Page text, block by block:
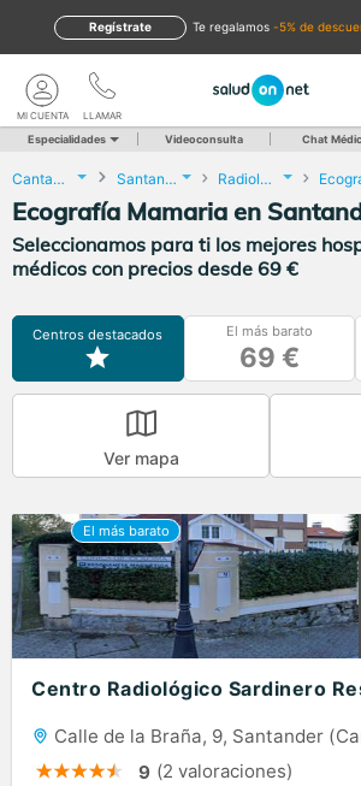
te regalamos -5% de
Regístrate
LLAMAR
MI CUENTA
Especialidades Videoconsulta Chat
Cantabria Santander Radiología
Ecografía Mamaria en
Seleccionamos para ti los mejores
médicos con precios desde 69 €
Centros destacados El más barato
69 €
Ver mapa
Centro Radiológico Sardinero
Calle de la Braña, 9, Santander
9 (2 valoraciones)